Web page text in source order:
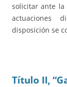
solicitar ante la
actuaciones
disposición se
Título II,